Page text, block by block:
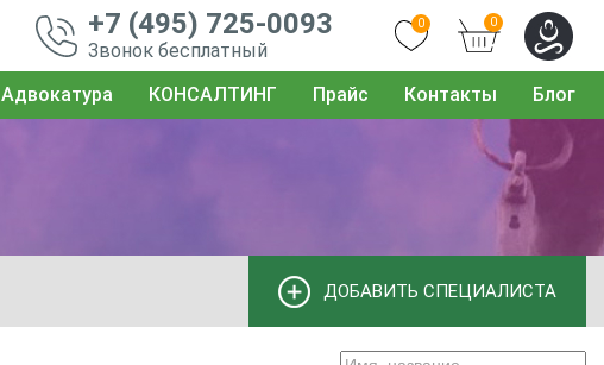
+7 (495) 725-0093
Звонок бесплатный
0 0
Адвокатура КОНСАЛТИНГ Прайс Контакты Блог
ДОБАВИТЬ СПЕЦИАЛИСТА